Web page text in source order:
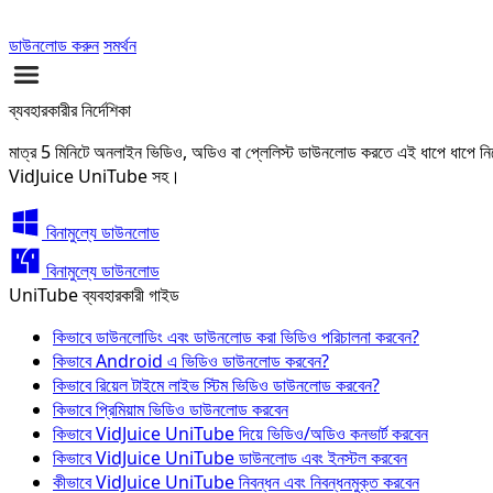
ডাউনলোড করুনসমর্থন
ব্যবহারকারীর নির্দেশিকা
মাত্র 5 মিনিটে অনলাইন ভিডিও, অডিও বা প্লেলিস্ট ডাউনলোড করতে এই ধাপে ধাপে
VidJuice UniTube সহ।
বিনামুল্যে ডাউনলোড
বিনামুল্যে ডাউনলোড
UniTube ব্যবহারকারী গাইড
কিভাবে ডাউনলোডিং এবং ডাউনলোড করা ভিডিও পরিচালনা করবেন?
কিভাবে Android এ ভিডিও ডাউনলোড করবেন?
কিভাবে রিয়েল টাইমে লাইভ স্টিম ভিডিও ডাউনলোড করবেন?
কিভাবে প্রিমিয়াম ভিডিও ডাউনলোড করবেন
কিভাবে VidJuice UniTube দিয়ে ভিডিও/অডিও কনভার্ট করবেন
কিভাবে VidJuice UniTube ডাউনলোড এবং ইনস্টল করবেন
কীভাবে VidJuice UniTube নিবন্ধন এবং নিবন্ধনমুক্ত করবেন